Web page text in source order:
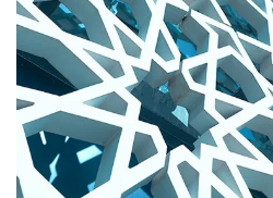
Le dirigeant à l’épreuve de
Global CEO Survey
Près d’un dirigeant français
entreprise ne sera pas viable
transforme pas.